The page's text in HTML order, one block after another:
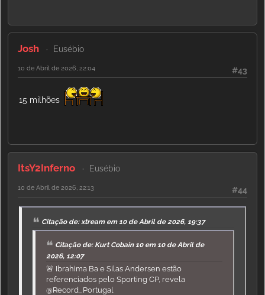
Josh Eusébio
#43
10 de Abril de 2026, 22:04
15 milhões
ItsY2Inferno Eusébio
#44
10 de Abril de 2026, 22:13
Citação de: xtream em 10 de Abril de 2026, 19:37
Citação de: Kurt Cobain 10 em 10 de Abril de
2026, 12:07
🚨 Ibrahima Ba e Silas Andersen estão
referenciados pelo Sporting CP, revela
@Record_Portugal